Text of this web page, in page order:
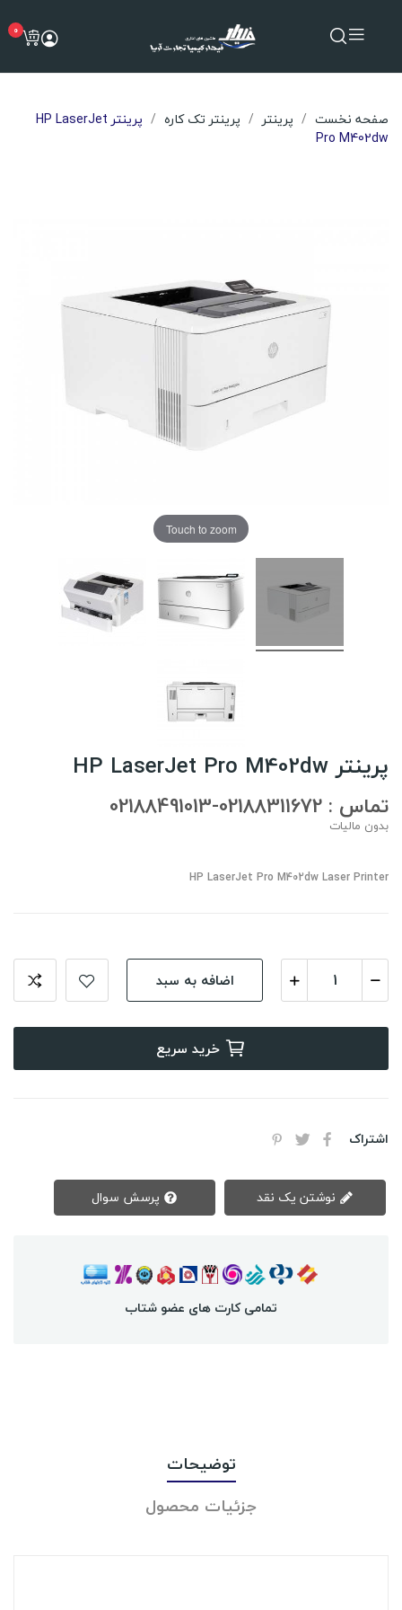
0
صفحه نخست پرینتر پرینتر تک کاره
پرینتر HP LaserJet
Pro M402dw
Touch to zoom
پرینتر HP LaserJet Pro M402dw
تماس : 02188311672-02188491013
بدون مالیات
HP LaserJet Pro M402dw Laser Printer
اضافه به سبد
خرید سریع
اشتراک
تمامی کارت های عضو شتاب
توضیحات
جزئیات محصول